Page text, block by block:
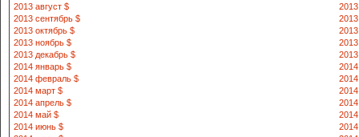
2013 август $
2013
2013 сентябрь $
2013 октябрь $
2013 ноябрь $
2013 декабрь $
2014 январь $
2014 февраль $
2014 март $
2014 апрель $
2014 май $
2014 июнь $